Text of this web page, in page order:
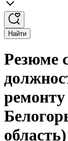
Найти
Резюме
область)